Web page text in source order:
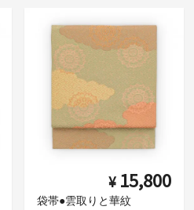
¥ 15,800
袋帯●雲取りと華紋